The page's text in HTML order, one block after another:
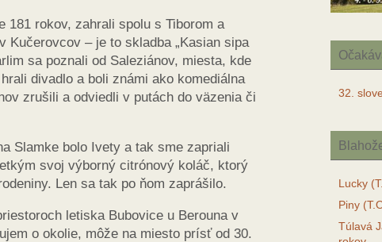
rokov, zahrali spolu s Tiborom a
Kučerovcov – je to skladba „Kasian sipa
sa poznali od Saleziánov, miesta, kde
divadlo a boli známi ako komediálna
zrušili a odviedli v putách do väzenia či
Slamke bolo Ivety a tak sme zapriali
svoj výborný citrónový koláč, ktorý
Len sa tak po ňom zaprášilo.
letiska Bubovice u Berouna v
o okolie, môže na miesto prísť od 30.
32.
Lucky
Piny
Túlavá